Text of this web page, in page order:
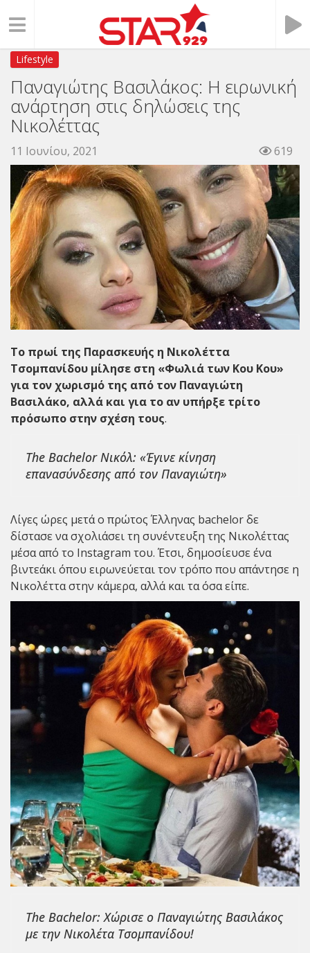
Lifestyle
Παναγιώτης Βασιλάκος: Η ειρωνική
ανάρτηση στις δηλώσεις της
Νικολέττας
11 Ιουνίου, 2021 619
Το πρωί της Παρασκευής η Νικολέττα
Τσομπανίδου μίλησε στη «Φωλιά των Κου Κου»
για τον χωρισμό της από τον Παναγιώτη
Βασιλάκο, αλλά και για το αν υπήρξε τρίτο
πρόσωπο στην σχέση τους.
The Bachelor Νικόλ: «Έγινε κίνηση
επανασύνδεσης από τον Παναγιώτη»
Λίγες ώρες μετά ο πρώτος Έλληνας bachelorδε
δίστασε να σχολιάσει τη συνέντευξη της Νικολέττας
μέσα από το Instagram του. Έτσι, δημοσίευσε ένα
βιντεάκι όπου ειρωνεύεται τον τρόπο που απάντησε η
Νικολέττα στην κάμερα, αλλά και τα όσα είπε.
The Bachelor: Χώρισε ο Παναγιώτης Βασιλάκος
με την Νικολέτα Τσομπανίδου!